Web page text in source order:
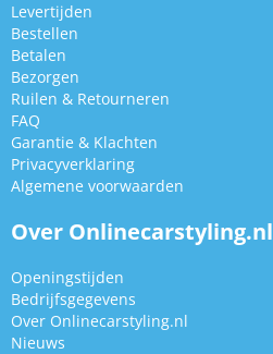
Levertijden
Bestellen
Betalen
Bezorgen
Ruilen & Retourneren
FAQ
Garantie & Klachten
Privacyverklaring
Algemene voorwaarden
Over Onlinecarstyling.nl
Openingstijden
Bedrijfsgegevens
Over Onlinecarstyling.nl
Nieuws